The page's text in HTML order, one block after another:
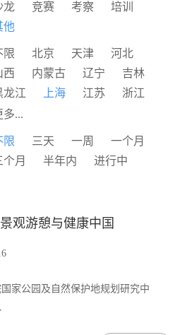
龙
竞赛 考察
培训
他
限 北京 天津
河北
西
内蒙古 辽宁
吉林
龙江
上海 江苏
浙江
徽
广东
西
海南 重庆
四川
多...
限 三天 一周
一个月
个月
半年内 进行中
观游憩与健康中国
家公园及自然保护地规划研究中